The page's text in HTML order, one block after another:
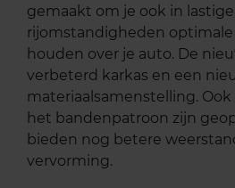
gemaakt om je ook in
rijomstandigheden
houden over je auto. De
verbeterd karkas en een
materiaalsamenstelling.
het bandenpatroon zijn
bieden nog betere
vervorming.